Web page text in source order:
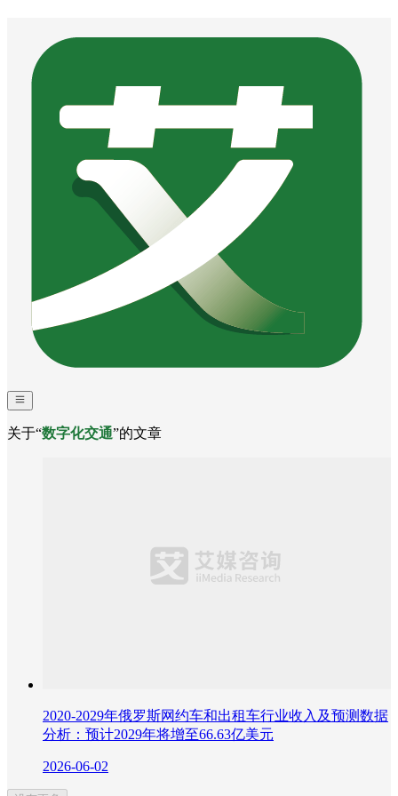
关于“数字化交通”的文章
2020-2029年俄罗斯网约车和出租车行业收入及预测数据
分析：预计2029年将增至66.63亿美元
2026-06-02